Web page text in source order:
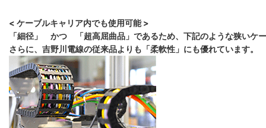
< ケーブルキャリア内でも使用可能 >
「細径」 かつ 「超高屈曲品」であるため、下記のような狭いケ
さらに、吉野川電線の従来品よりも「柔軟性」にも優れています。